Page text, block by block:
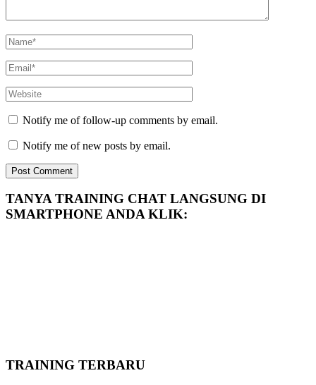
Notify me of follow-up comments by email.
Notify me of new posts by email.
TANYA TRAINING CHAT LANGSUNG DI
SMARTPHONE ANDA KLIK:
TRAINING TERBARU